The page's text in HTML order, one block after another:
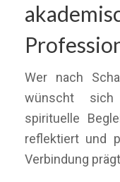
Wer nach
wünscht sich
spirituelle
reflektiert und
Verbindung